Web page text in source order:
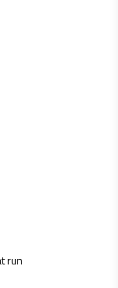
run